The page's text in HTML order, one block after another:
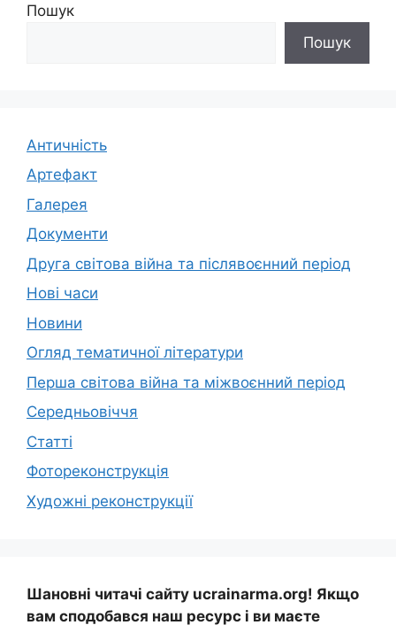
Пошук
Пошук
Античність
Артефакт
Галерея
Документи
Друга світова війна та післявоєнний період
Нові часи
Новини
Огляд тематичної літератури
Перша світова війна та міжвоєнний період
Середньовіччя
Статті
Фотореконструкція
Художні реконструкції
Шановні читачі сайту ucrainarma.org! Якщо
вам сподобався наш ресурс і ви маєте